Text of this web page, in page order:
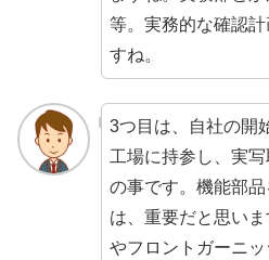
等。実務的な確認
すね。
3つ目は、自社の開
工場に持参し、実
の事です。機能部
は、重要だと思い
やフロントガーニ